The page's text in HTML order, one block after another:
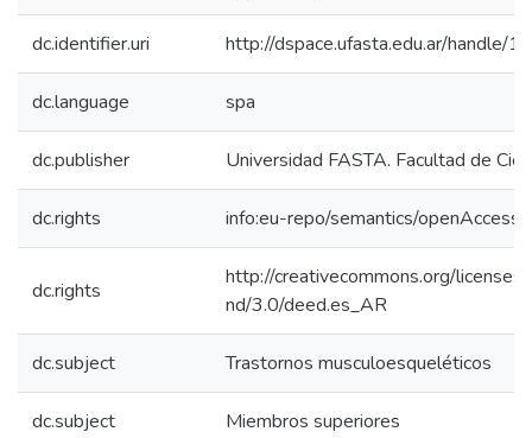
dc.identifier.uri http://dspace.ufasta.edu.ar/handle/
dc.language spa
dc.publisher Universidad FASTA. Facultad de
dc.rights info:eu-repo/semantics/openAccess
dc.rights
http://creativecommons.org/
nd/3.0/deed.es_AR
dc.subject Trastornos musculoesqueléticos
dc.subject Miembros superiores